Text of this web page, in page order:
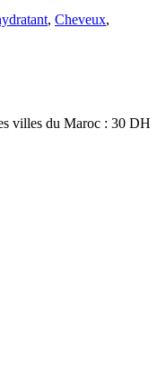
, Cheveux,
villes du Maroc : 30 DH